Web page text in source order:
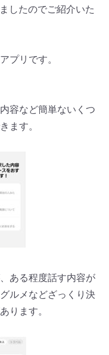
したのでご紹介いた
プリです。
容など簡単ないくつ
ます。
ある程度話す内容が
ルメなどざっくり決
ります。